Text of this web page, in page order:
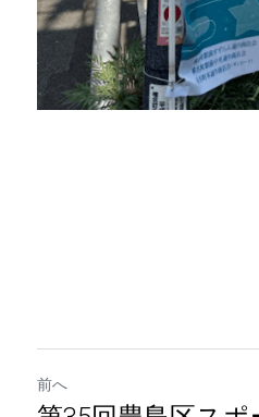
前へ